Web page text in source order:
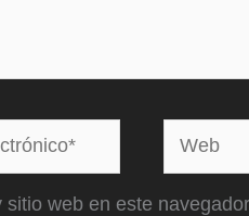
Web
web en este